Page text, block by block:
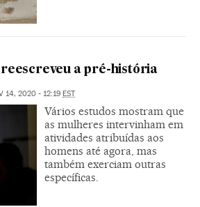
a pré-história
14, 2020 - 12:19 EST
Vários estudos mostram que
as mulheres intervinham em
atividades atribuídas aos
homens até agora, mas
também exerciam outras
específicas.